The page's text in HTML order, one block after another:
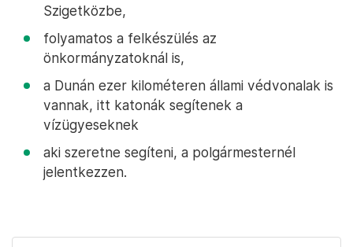
Szigetközbe,
folyamatos a felkészülés az
önkormányzatoknál is,
a Dunán ezer kilométeren állami védvonalak is
vannak, itt katonák segítenek a
vízügyeseknek
aki szeretne segíteni, a polgármesternél
jelentkezzen.